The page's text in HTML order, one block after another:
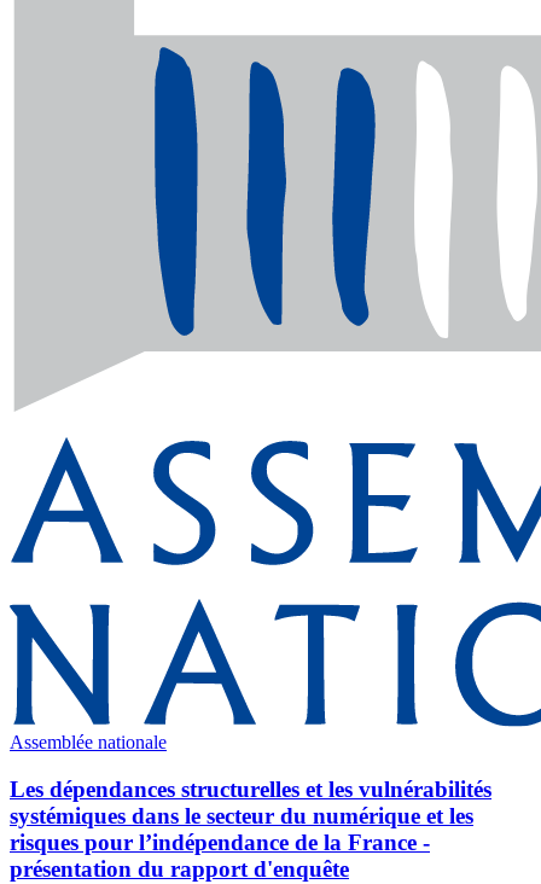
Assemblée nationale
Les dépendances structurelles et les vulnérabilités
systémiques dans le secteur du numérique et les
risques pour l’indépendance de la France -
présentation du rapport d'enquête